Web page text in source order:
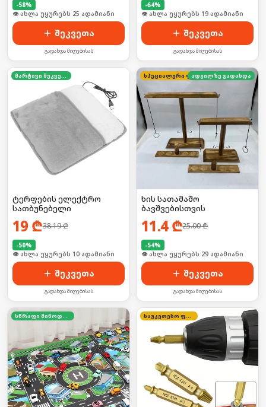
-58%
🛒 ბოლო 24სთ-ში იყიდა 38-მა
შეკვეთა
გადახდა მიღებისას
-64%
🛒 ბოლო 24სთ-ში იყიდა 25-მა
შეკვეთა
გადახდა მიღებისას
მარტივი შეკვეთა
ტერფების ელექტრო
სათბუნებელი
19 ₾38.19₾
-50%
🛒 ბოლო 24სთ-ში იყიდა 12-მა
შეკვეთა
გადახდა მიღებისას
სპეციალური ფასი
ადგილზე გადახდა
ხის სათამაშო
ბავშვებისთვის
11.4₾25.00₾
-54%
🛒 ბოლო 24სთ-ში იყიდა 39-მა
შეკვეთა
გადახდა მიღებისას
სწრაფი მიწოდება საუკეთესო ფასი